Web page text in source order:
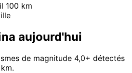
100 km
aujourd'hui
de magnitude 4,0+ détectés